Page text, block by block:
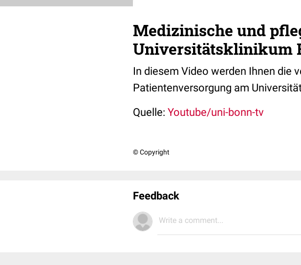
Medizinische und
Universitätsklinikum
In diesem Video werden Ihnen die
Patientenversorgung am
Quelle: Youtube/uni-bonn-tv
© Copyright
Feedback
Write a comment...